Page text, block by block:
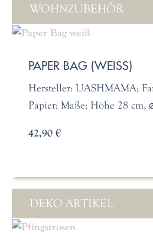
WOHNZUBEHÖR
PAPER BAG (WEISS)
Hersteller: UASHMAMA;
Papier; Maße: Höhe 28 cm,
42,90 €
DEKO ARTIKEL